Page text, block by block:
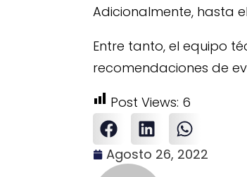
Adicionalmente, hasta
Entre tanto, el equipo
recomendaciones de
Post Views: 6
Agosto 26, 2022